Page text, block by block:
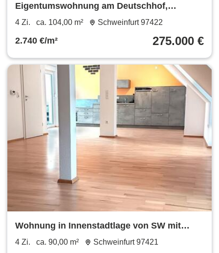
Eigentumswohnung am Deutschhof,
provisionsfrei
4 Zi. ca. 104,00 m² Schweinfurt 97422
2.740 €/m² 275.000 €
Wohnung in Innenstadtlage von SW mit
Dachterrasse und Aufzug
4 Zi. ca. 90,00 m² Schweinfurt 97421